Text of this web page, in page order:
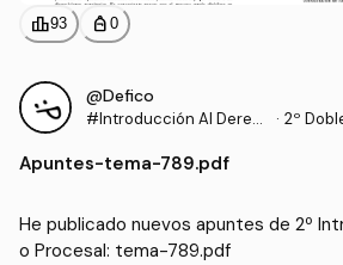
leaderboard93 personal_bag 0
@Defico
#Introducción Al Derec
· 2º
Apuntes-tema-789.pdf
He publicado nuevos apuntes de 2º
o Procesal: tema-789.pdf